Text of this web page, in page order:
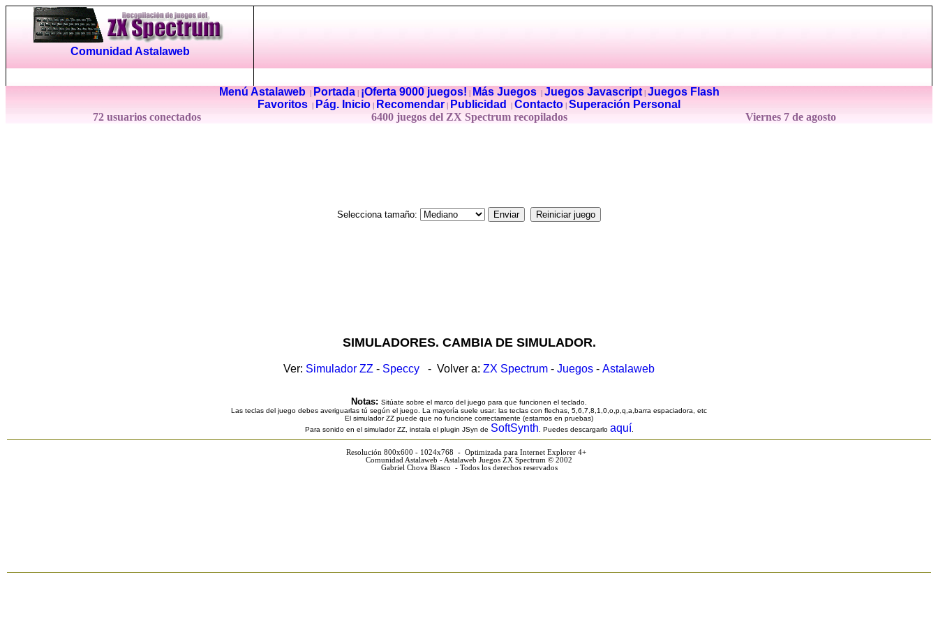
Comunidad Astalaweb
Menú Astalaweb| Portada| ¡Oferta 9000 juegos! Más Juegos| Juegos Javascript| Juegos Flash
Favoritos
Pág. Inicio Recomendar Publicidad Contacto Superación Personal
72 usuarios conectados
6400 juegos del ZX Spectrum recopilados Viernes 7 de agosto
Selecciona tamaño:
SIMULADORES. CAMBIA DE SIMULADOR.
Ver: Simulador ZZ - Speccy - Volver a: ZX Spectrum - Juegos - Astalaweb
Notas: Sitúate sobre el marco del juego para que funcionen el teclado.
Las teclas del juego debes averiguarlas tú según el juego. La mayoría suele usar: las teclas con flechas, 5,6,7,8,1,0,o,p,q,a,barra espaciadora, etc
El simulador ZZ puede que no funcione correctamente (estamos en pruebas)
Para sonido en el simulador ZZ, instala el plugin JSyn de SoftSynth . Puedes descargarlo aquí
Resolución 800x600 - 1024x768 - Optimizada para Internet Explorer 4+
Comunidad Astalaweb - Astalaweb Juegos ZX Spectrum © 2002
Gabriel Chova Blasco - Todos los derechos reservados